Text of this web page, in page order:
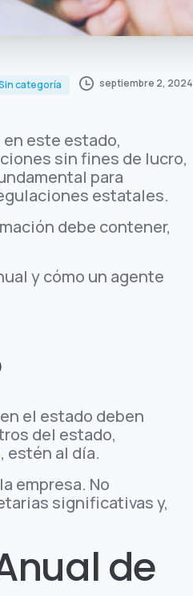
categoría septiembre 2, 2024
este estado,
sin fines de lucro,
para
estatales.
debe contener,
y cómo un agente
el estado deben
del estado,
estén al día.
empresa. No
significativas y,
de